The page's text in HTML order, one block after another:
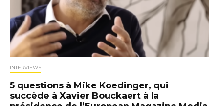
INTERVIEWS
5 questions à Mike Koedinger, qui
succède à Xavier Bouckaert à la